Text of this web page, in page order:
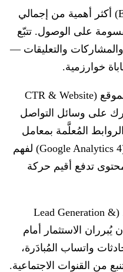
أكثر أهمية من إجمالي
على الوصول. تتبّع
والتعليقات —
خوارزمية.
معدل النقر وحركة المرور إلى الموقع (CTR & Website
على وسائل التواصل
المُعلَّمة بمعامل
UTM في أداة تحليلات غوغل 4 (Google Analytics 4) لفهم
تدفع أقيم حركة
توليد العملاء المحتملين والتحويل (Lead Generation &
يُبرران الاستثمار أمام
واتساب المُبادَرة،
من القنوات الاجتماعية.